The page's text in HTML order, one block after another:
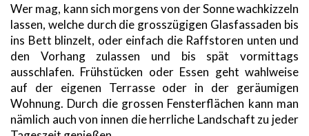
Wer mag, kann sich morgens von der Sonne wachkizzeln
lassen, welche durch die grosszügigen Glasfassaden bis
ins Bett blinzelt, oder einfach die Raffstoren unten und
den Vorhang zulassen und bis spät vormittags
ausschlafen. Frühstücken oder Essen geht wahlweise
auf der eigenen Terrasse oder in der geräumigen
Wohnung. Durch die grossen Fensterflächen kann man
nämlich auch von innen die herrliche Landschaft zu jeder